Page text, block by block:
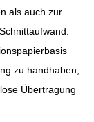
als auch zur
zu handhaben,
Übertragung